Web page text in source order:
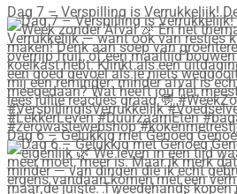
Dag 7 – Verspilling is Verrukkelijk!
Dag 6 – Gelukkig met Genoeg